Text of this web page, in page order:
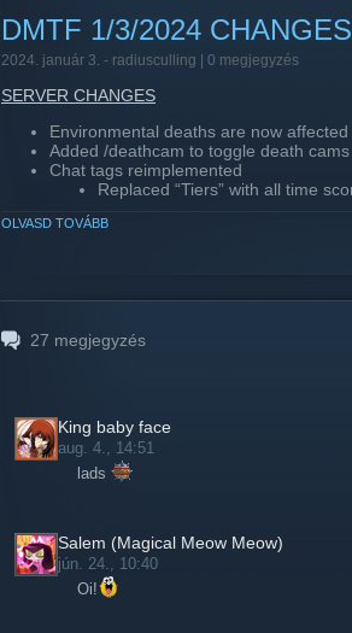
DMTF 1/3/2024 CHANGES
2024. január 3. - radiusculling | 0 megjegyzés
SERVER CHANGES
Environmental deaths are now
Added /deathcam to toggle death cams
Chat tags reimplemented
Replaced “Tiers” with all time
Updated leaderboard
Daily leaderboard
OLVASD TOVÁBB
27 megjegyzés
King baby face
aug. 4., 14:51
lads
Salem (Magical Meow Meow)
jún. 24., 10:40
Oi!